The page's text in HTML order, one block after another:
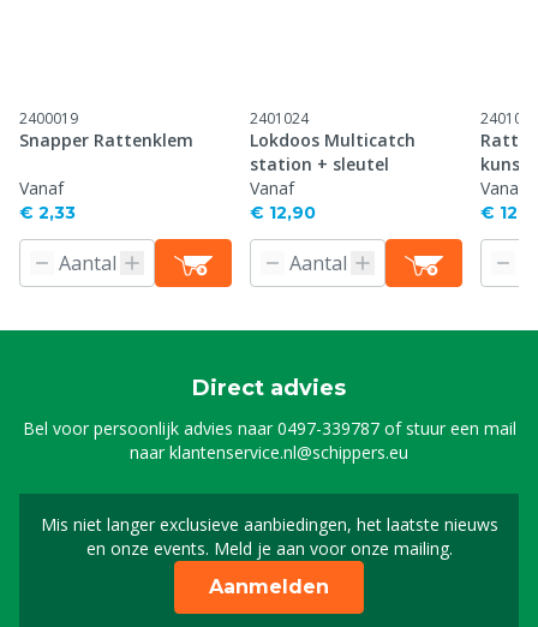
2400019
Snapper Rattenklem
Vanaf
€ 2,33
2401024
Lokdoos Multicatch
station + sleutel
Vanaf
€ 12,90
2401026
Vanaf
€
Direct advies
Bel voor persoonlijk advies naar0497-339787of stuur een mail
naarklantenservice.nl@schippers.eu
Mis niet langer exclusieve aanbiedingen, het laatste nieuws
en onze events. Meld je aan voor onze mailing.
Schrijf je in voor onze
Aanmelden